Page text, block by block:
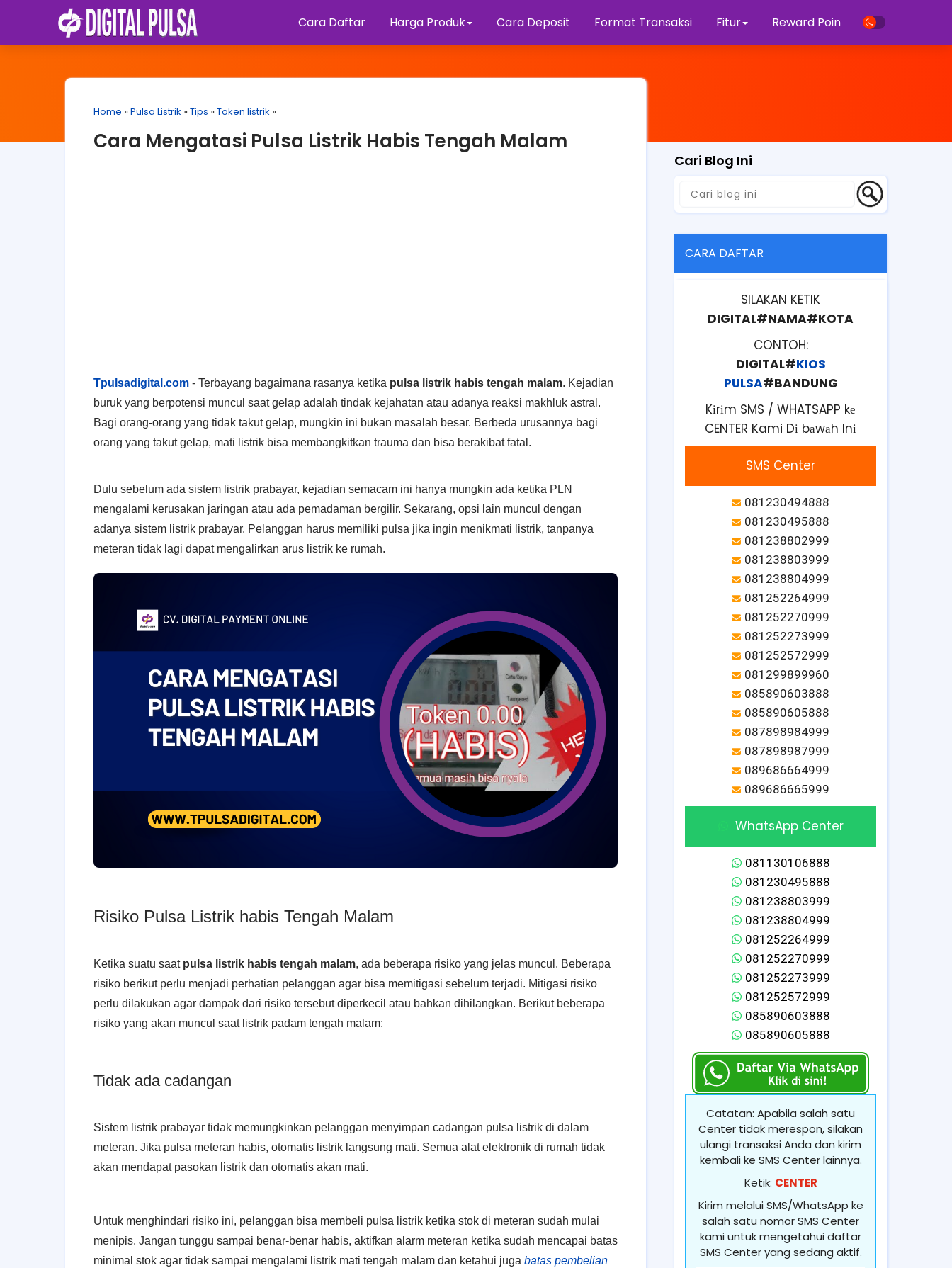
Cara Daftar Harga Produk Cara Deposit Format Transaksi Fitur Reward Poin
Home »Pulsa Listrik »Tips »Token listrik »
Cara Mengatasi Pulsa Listrik Habis Tengah Malam
Tpulsadigital.com - Terbayang bagaimana rasanya ketika pulsa listrik habis tengah malam. Kejadian
buruk yang berpotensi muncul saat gelap adalah tindak kejahatan atau adanya reaksi makhluk astral.
Bagi orang-orang yang tidak takut gelap, mungkin ini bukan masalah besar. Berbeda urusannya bagi
orang yang takut gelap, mati listrik bisa membangkitkan trauma dan bisa berakibat fatal.
Dulu sebelum ada sistem listrik prabayar, kejadian semacam ini hanya mungkin ada ketika PLN
mengalami kerusakan jaringan atau ada pemadaman bergilir. Sekarang, opsi lain muncul dengan
adanya sistem listrik prabayar. Pelanggan harus memiliki pulsa jika ingin menikmati listrik, tanpanya
meteran tidak lagi dapat mengalirkan arus listrik ke rumah.
Risiko Pulsa Listrik habis Tengah Malam
Ketika suatu saat pulsa listrik habis tengah malam, ada beberapa risiko yang jelas muncul. Beberapa
risiko berikut perlu menjadi perhatian pelanggan agar bisa memitigasi sebelum terjadi. Mitigasi risiko
perlu dilakukan agar dampak dari risiko tersebut diperkecil atau bahkan dihilangkan. Berikut beberapa
risiko yang akan muncul saat listrik padam tengah malam:
Tidak ada cadangan
Sistem listrik prabayar tidak memungkinkan pelanggan menyimpan cadangan pulsa listrik di dalam
meteran. Jika pulsa meteran habis, otomatis listrik langsung mati. Semua alat elektronik di rumah tidak
akan mendapat pasokan listrik dan otomatis akan mati.
Untuk menghindari risiko ini, pelanggan bisa membeli pulsa listrik ketika stok di meteran sudah mulai
menipis. Jangan tunggu sampai benar-benar habis, aktifkan alarm meteran ketika sudah mencapai batas
minimal stok agar tidak sampai mengalami listrik mati tengah malam dan ketahui juga batas pembelian
Cari Blog Ini
CARA DAFTAR
SILAKAN KETIK
DIGITAL#NAMA#KOTA
CONTOH:
DIGITAL#KIOS
PULSA#BANDUNG
Kіrіm SMS / WHATSAPP kе
CENTER Kami Dі bаwаh Inі
SMS Center
081230494888
081230495888
081238802999
081238803999
081238804999
081252264999
081252270999
081252273999
081252572999
081299899960
085890603888
085890605888
087898984999
087898987999
089686664999
089686665999
WhatsApp Center
081130106888
081230495888
081238803999
081238804999
081252264999
081252270999
081252273999
081252572999
085890603888
085890605888
Catatan: Apabila salah satu
Center tidak merespon, silakan
ulangi transaksi Anda dan kirim
kembali ke SMS Center lainnya.
Ketik: CENTER
Kirim melalui SMS/WhatsApp ke
salah satu nomor SMS Center
kami untuk mengetahui daftar
SMS Center yang sedang aktif.